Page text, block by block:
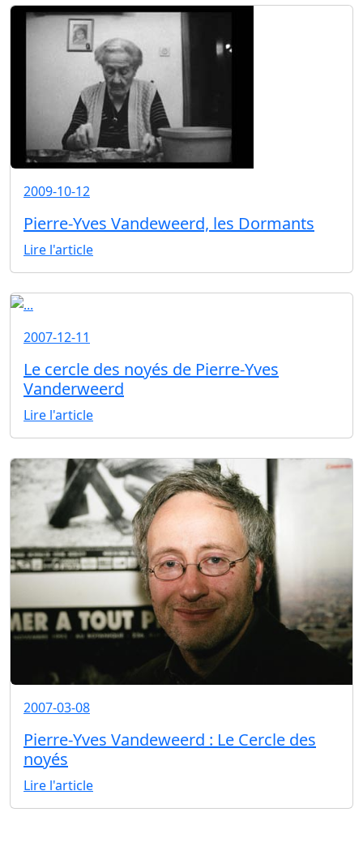
2009-10-12
Pierre-Yves Vandeweerd, les Dormants
Lire l'article
2007-12-11
Le cercle des noyés de Pierre-Yves
Vanderweerd
Lire l'article
2007-03-08
Pierre-Yves Vandeweerd : Le Cercle des
noyés
Lire l'article